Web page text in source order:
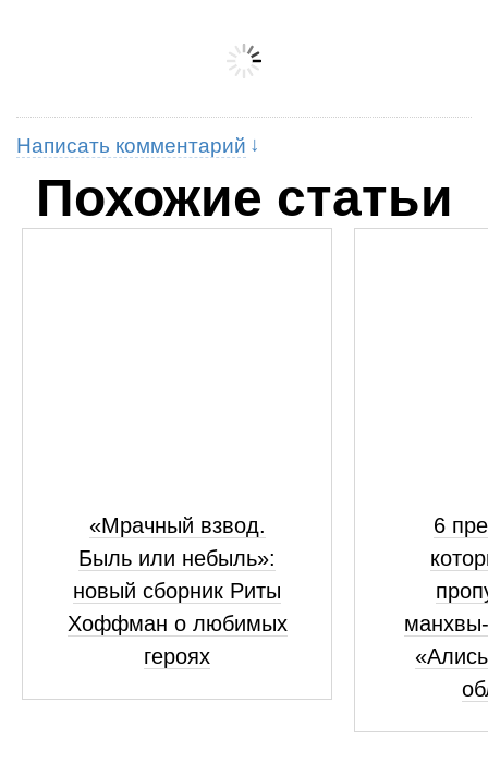
Написать комментарий
Похожие статьи
«Мрачный взвод.
Быль или небыль»:
новый сборник Риты
Хоффман о любимых
героях
6